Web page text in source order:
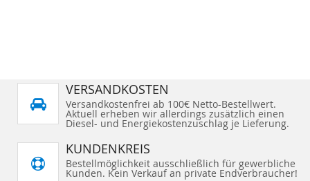
VERSANDKOSTEN
Versandkostenfrei ab 100€ Netto-Bestellwert.
Aktuell erheben wir allerdings zusätzlich einen
Diesel- und Energiekostenzuschlag je Lieferung.
KUNDENKREIS
Bestellmöglichkeit ausschließlich für gewerbliche
Kunden. Kein Verkauf an private Endverbraucher!